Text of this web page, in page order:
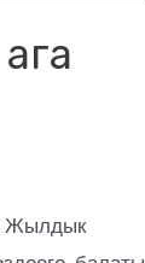
Жылдык